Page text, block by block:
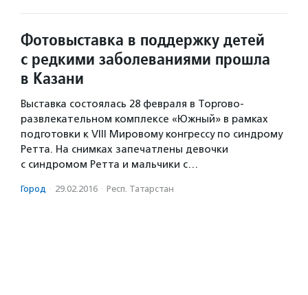
Фотовыставка в поддержку детей
с редкими заболеваниями прошла
в Казани
Выставка состоялась 28 февраля в Торгово-
развлекательном комплексе «Южный» в рамках
подготовки к VIII Мировому конгрессу по синдрому
Ретта. На снимках запечатлены девочки
с синдромом Ретта и мальчики с…
Город · 29.02.2016 · Респ. Татарстан